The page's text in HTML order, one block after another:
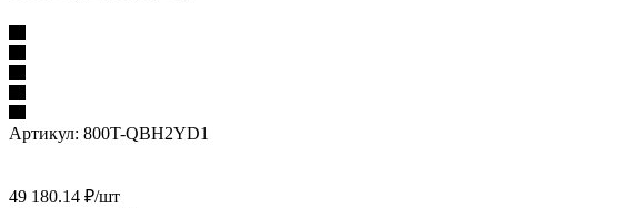
Артикул: 800T-QBH2YD1
49 180.14 ₽/шт